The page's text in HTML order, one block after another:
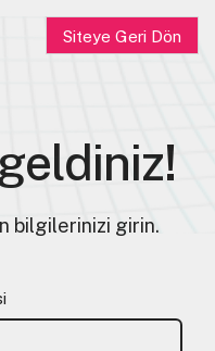
Siteye Geri Dön
bilgilerinizi girin.